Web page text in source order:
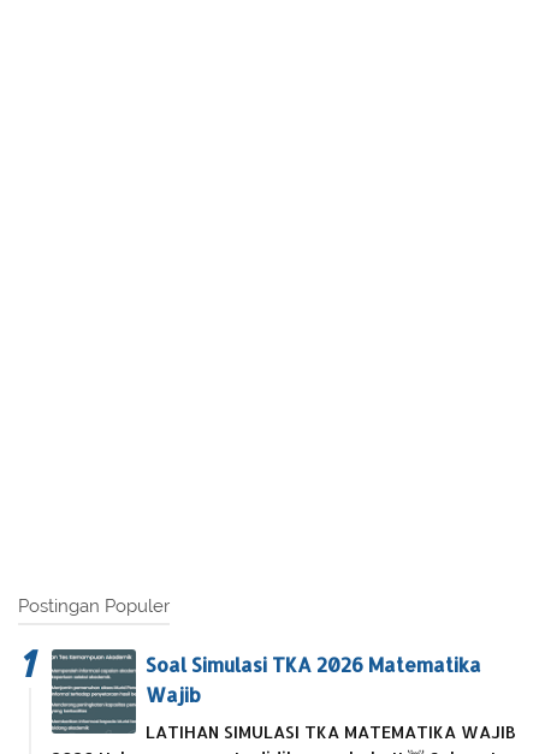
Postingan Populer
Soal Simulasi TKA 2026 Matematika
Wajib
LATIHAN SIMULASI TKA MATEMATIKA WAJIB